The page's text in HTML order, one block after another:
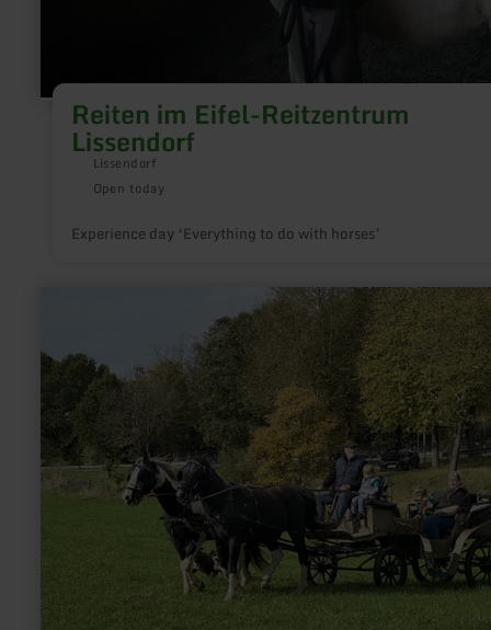
Reiten im Eifel-Reitzentrum
Lissendorf
Lissendorf
Open today
Experience day ‘Everything to do with horses’
mit